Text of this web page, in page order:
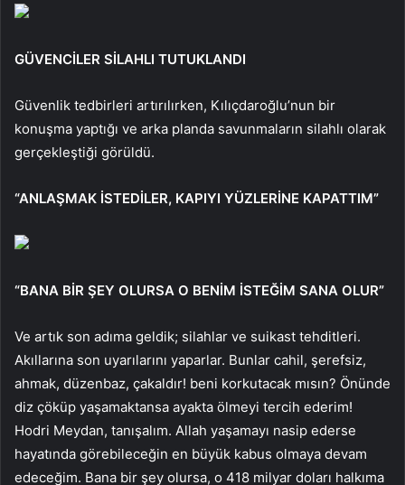
GÜVENCİLER SİLAHLI TUTUKLANDI
Güvenlik tedbirleri artırılırken, Kılıçdaroğlu’nun bir
konuşma yaptığı ve arka planda savunmaların silahlı olarak
gerçekleştiği görüldü.
“ANLAŞMAK İSTEDİLER, KAPIYI YÜZLERİNE KAPATTIM”
“BANA BİR ŞEY OLURSA O BENİM İSTEĞİM SANA OLUR”
Ve artık son adıma geldik; silahlar ve suikast tehditleri.
Akıllarına son uyarılarını yaparlar. Bunlar cahil, şerefsiz,
ahmak, düzenbaz, çakaldır! beni korkutacak mısın? Önünde
diz çöküp yaşamaktansa ayakta ölmeyi tercih ederim!
Hodri Meydan, tanışalım. Allah yaşamayı nasip ederse
hayatında görebileceğin en büyük kabus olmaya devam
edeceğim. Bana bir şey olursa, o 418 milyar doları halkıma